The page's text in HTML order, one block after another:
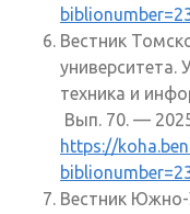
Вестник
университета.
техника и
Вып. 70. —
https://
Вестник Южно-